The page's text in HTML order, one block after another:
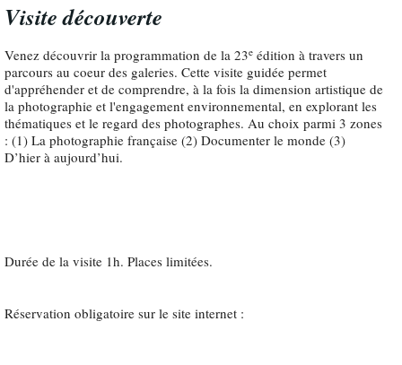
Visite découverte
Venez découvrir la programmation de la 23e édition à travers un
parcours au coeur des galeries. Cette visite guidée permet
d'appréhender et de comprendre, à la fois la dimension artistique de
la photographie et l'engagement environnemental, en explorant les
thématiques et le regard des photographes. Au choix parmi 3 zones
: (1) La photographie française (2) Documenter le monde (3)
D’hier à aujourd’hui.
Durée de la visite 1h. Places limitées.
Réservation obligatoire sur le site internet :